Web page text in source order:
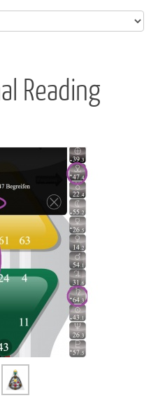
Reading